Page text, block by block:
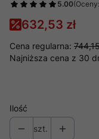
5.00
632,53 zł
Cena regularna:
Najniższa cena z 30
Ilość
szt.